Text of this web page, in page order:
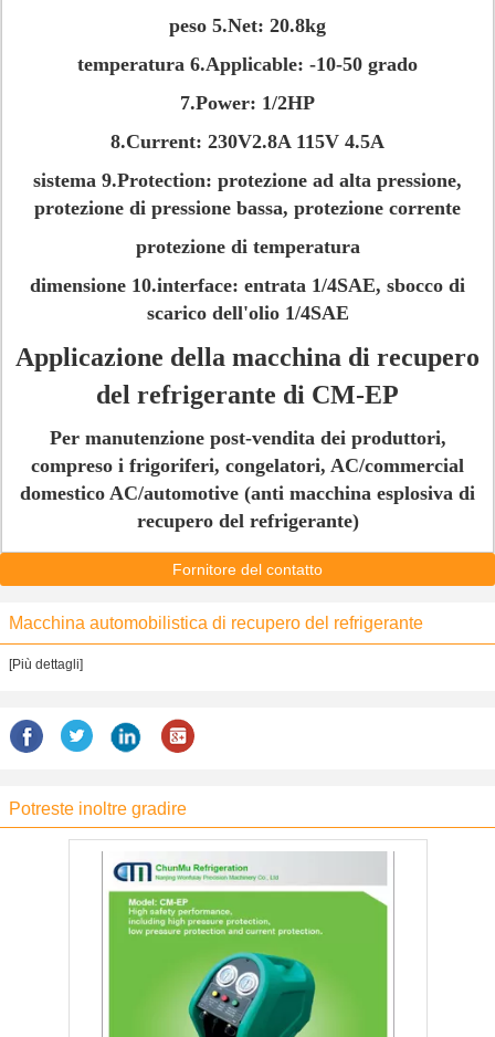
peso 5.Net: 20.8kg
temperatura 6.Applicable: -10-50 grado
7.Power: 1/2HP
8.Current: 230V2.8A 115V 4.5A
sistema 9.Protection: protezione ad alta pressione,
protezione di pressione bassa, protezione corrente
protezione di temperatura
dimensione 10.interface: entrata 1/4SAE, sbocco di
scarico dell'olio 1/4SAE
Applicazione della macchina di recupero
del refrigerante di CM-EP
Per manutenzione post-vendita dei produttori,
compreso i frigoriferi, congelatori, AC/commercial
domestico AC/automotive (anti macchina esplosiva di
recupero del refrigerante)
Fornitore del contatto
Macchina automobilistica di recupero del refrigerante
[Più dettagli]
Potreste inoltre gradire